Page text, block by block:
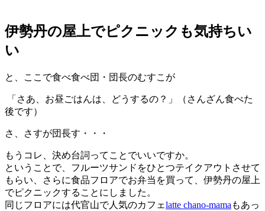
伊勢丹の屋上でピクニックも気持ちい
い
と、ここで食べ食べ団・団長のむすこが
「さあ、お昼ごはんは、どうするの？」（さんざん食べた
後です）
さ、さすが団長す・・・
もうコレ、決め台詞ってことでいいですか。
ということで、フルーツサンドをひとつテイクアウトさせて
もらい、さらに食品フロアでお弁当を買って、伊勢丹の屋上
でピクニックすることにしました。
同じフロアには代官山で人気のカフェlatte chano-mama もあっ